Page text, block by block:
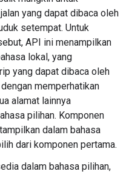
yang dapat dibaca oleh
setempat. Untuk
API ini menampilkan
lokal, yang
yang dapat dibaca oleh
memperhatikan
alamat lainnya
pilihan. Komponen
dalam bahasa
dari komponen pertama.
dalam bahasa pilihan,